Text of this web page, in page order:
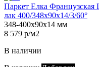
Паркет Елка Французская
лак 400/348х90х14/3/60°
348-400х90х14 мм
8 579 р/м2
В наличии